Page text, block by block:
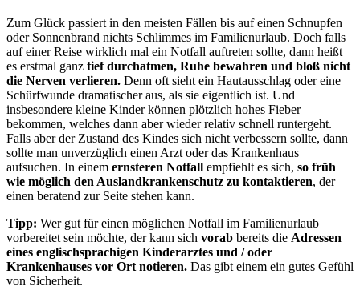
Zum Glück passiert in den meisten Fällen bis auf einen Schnupfen
oder Sonnenbrand nichts Schlimmes im Familienurlaub. Doch falls
auf einer Reise wirklich mal ein Notfall auftreten sollte, dann heißt
es erstmal ganz tief durchatmen, Ruhe bewahren und bloß nicht
die Nerven verlieren. Denn oft sieht ein Hautausschlag oder eine
Schürfwunde dramatischer aus, als sie eigentlich ist. Und
insbesondere kleine Kinder können plötzlich hohes Fieber
bekommen, welches dann aber wieder relativ schnell runtergeht.
Falls aber der Zustand des Kindes sich nicht verbessern sollte, dann
sollte man unverzüglich einen Arzt oder das Krankenhaus
aufsuchen. In einem ernsteren Notfall empfiehlt es sich, so früh
wie möglich den Auslandkrankenschutz zu kontaktieren, der
einen beratend zur Seite stehen kann.
Tipp: Wer gut für einen möglichen Notfall im Familienurlaub
vorbereitet sein möchte, der kann sich vorab bereits die Adressen
eines englischsprachigen Kinderarztes und / oder
Krankenhauses vor Ort notieren. Das gibt einem ein gutes Gefühl
von Sicherheit.